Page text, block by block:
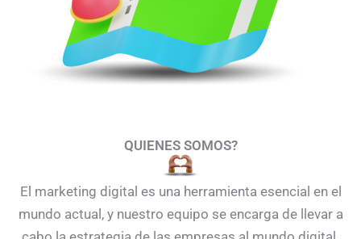
QUIENES SOMOS?
El marketing digital es una herramienta esencial en el
mundo actual, y nuestro equipo se encarga de llevar a